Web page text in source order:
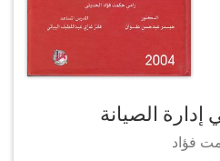
إدارة الصيانة
فؤاد